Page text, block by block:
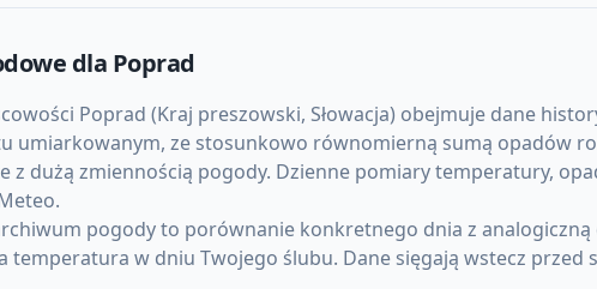
dla Poprad
Poprad (Kraj preszowski, Słowacja) obejmuje dane
umiarkowanym, ze stosunkowo równomierną sumą opadów
z dużą zmiennością pogody. Dzienne pomiary temperatury,
pogody to porównanie konkretnego dnia z
temperatura w dniu Twojego ślubu. Dane sięgają wstecz